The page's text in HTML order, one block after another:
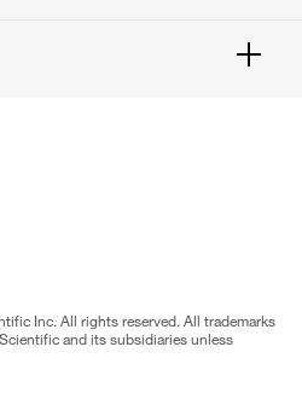
Inc. All rights reserved. All trademarks
and its subsidiaries unless